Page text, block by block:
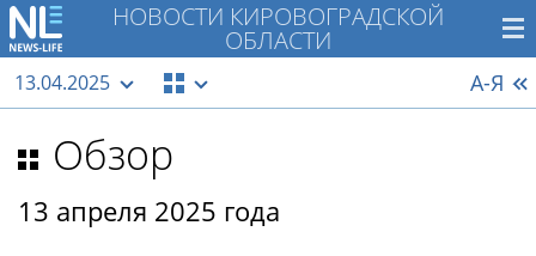
НОВОСТИ КИРОВОГРАДСКОЙ
ОБЛАСТИ
13.04.2025 А-Я
Обзор
13 апреля 2025 года